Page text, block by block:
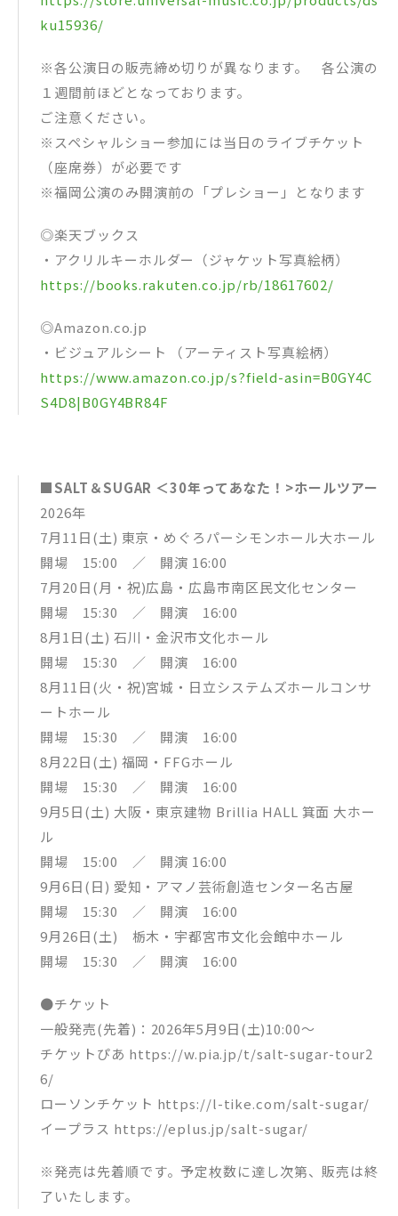
ku15936/
※各公演日の販売締め切りが異なります。 各公演の
１週間前ほどとなっております。
ご注意ください。
※スペシャルショー参加には当日のライブチケット
（座席券）が必要です
※福岡公演のみ開演前の「プレショー」となります
◎楽天ブックス
・アクリルキーホルダー（ジャケット写真絵柄）
https://books.rakuten.co.jp/rb/18617602/
◎Amazon.co.jp
・ビジュアルシート （アーティスト写真絵柄）
https://www.amazon.co.jp/s?field-asin=B0GY4C
S4D8|B0GY4BR84F
■SALT＆SUGAR ＜30年ってあなた！>ホールツアー
2026年
7月11日(土) 東京・めぐろパーシモンホール大ホール
開場 15:00 ／ 開演 16:00
7月20日(月・祝)広島・広島市南区民文化センター
開場 15:30 ／ 開演 16:00
8月1日(土) 石川・金沢市文化ホール
開場 15:30 ／ 開演 16:00
8月11日(火・祝)宮城・日立システムズホールコンサ
ートホール
開場 15:30 ／ 開演 16:00
8月22日(土) 福岡・FFGホール
開場 15:30 ／ 開演 16:00
9月5日(土) 大阪・東京建物 Brillia HALL 箕面 大ホー
ル
開場 15:00 ／ 開演 16:00
9月6日(日) 愛知・アマノ芸術創造センター名古屋
開場 15:30 ／ 開演 16:00
9月26日(土) 栃木・宇都宮市文化会館中ホール
開場 15:30 ／ 開演 16:00
●チケット
一般発売(先着)：2026年5月9日(土)10:00～
チケットぴあ https://w.pia.jp/t/salt-sugar-tour2
6/
ローソンチケット https://l-tike.com/salt-sugar/
イープラス https://eplus.jp/salt-sugar/
※発売は先着順です。予定枚数に達し次第、販売は終
了いたします。